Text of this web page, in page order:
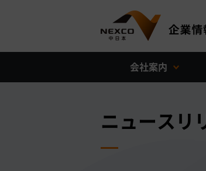
会社案内
ニュースリ